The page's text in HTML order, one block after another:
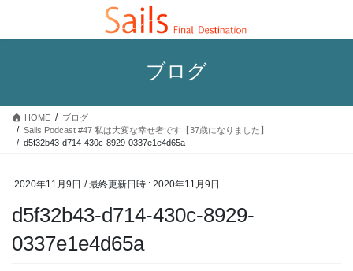
テ
ス
ゲ
ン
ブログ
HOME
ブログ
Sails Podcast #47 私は大変な幸せ者です【37歳になりました】
d5f32b43-d714-430c-8929-0337e1e4d65a
2020年11月9日 / 最終更新日時 : 2020年11月9日
d5f32b43-d714-430c-8929-
0337e1e4d65a